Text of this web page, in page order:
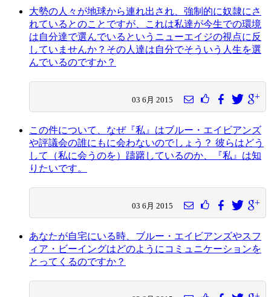
大勢の人々が地球から連れ出され、強制的に奴隷にさ
れているとのことですが、これは私達が今生での環境
は自分達で選んでいるというニューエイジの視点に反
していませんか？その人達は自分でそういう人生を選
んでいるのですか？
03 6月 2015
この件について、なぜ『私』はブルー・エイビアンズ
や評議会の誰にもに会わないのでしょう？ 彼らはどう
して（私に会うのを）躊躇しているのか、『私』は知
りたいです。
03 6月 2015
あなたが自宅にいる時、ブルー・エイビアンズやスフ
ィア・ビーイングはどのようにコミュニケーションを
とってくるのですか？